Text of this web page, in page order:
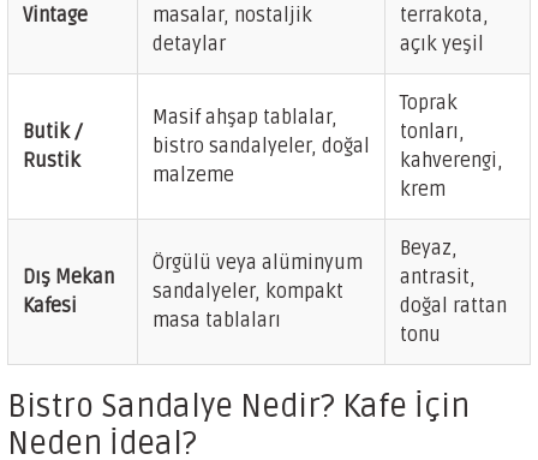
Vintage
masalar, nostaljik
detaylar
terrakota,
açık yeşil
Butik /
Rustik
Masif ahşap tablalar,
bistro sandalyeler, doğal
malzeme
Toprak
tonları,
kahverengi,
krem
Dış Mekan
Kafesi
Örgülü veya alüminyum
sandalyeler, kompakt
masa tablaları
Beyaz,
antrasit,
doğal rattan
tonu
Bistro Sandalye Nedir? Kafe İçin
Neden İdeal?